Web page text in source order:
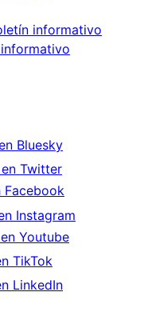
informativo
Bluesky
Twitter
Facebook
Instagram
Youtube
TikTok
LinkedIn